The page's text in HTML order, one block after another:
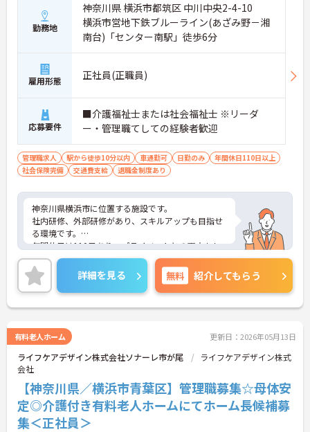
勤務地
神奈川県 横浜市都筑区 中川中央2-4-10
横浜市営地下鉄ブルーライン(あざみ野－湘
南台)「センター南駅」徒歩6分
雇用形態 正社員(正職員)
応募要件
■介護福祉士または社会福祉士 ※リーダ
ー・管理職てしての経験者歓迎
管理職求人 駅から徒歩10分以内 車通勤可 日勤のみ
年間休日110日以上
社会保険完備
交通費支給 退職金制度あり
神奈川県横浜市に位置する施設です。
社内研修、外部研修があり、スキルアップも目指せ
る環境です。
年間休日は110日あり、プライベートとの両立もし
やすいです。
ご興味を持たれた方は面接対策ポイントや求人の詳
細などお話しいたしますのでお気軽にお問い合わせ
下さい。
詳細を見る 無料 紹介してもらう
有料老人ホーム 更新日：2026年05月13日
ライフケアデザイン株式会社ソナーレ市が尾
ライフケアデザイン株式
会社
【神奈川県／横浜市青葉区】管理職募集☆母体安
定◎介護付き有料老人ホームにてホーム長候補募
集＜正社員＞